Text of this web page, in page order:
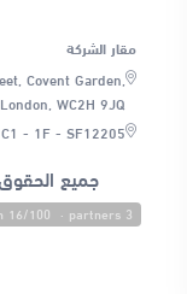
مقار الشركة
Covent Garden,
London, WC2H 9JQ
- 1F - SF12205
جميع الحقوق
16/100 · partners 3